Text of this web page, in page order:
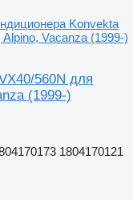
Konvekta
Vacanza (1999-)
560N для
(1999-)
1804170121